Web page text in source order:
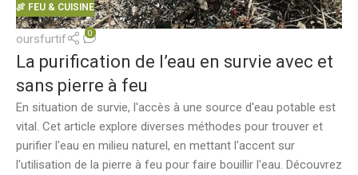
🍖 FEU & CUISINE
oursfurtif 0
La purification de l’eau en survie avec et
sans pierre à feu
En situation de survie, l'accès à une source d'eau potable est
vital. Cet article explore diverses méthodes pour trouver et
purifier l'eau en milieu naturel, en mettant l'accent sur
l'utilisation de la pierre à feu pour faire bouillir l'eau. Découvrez